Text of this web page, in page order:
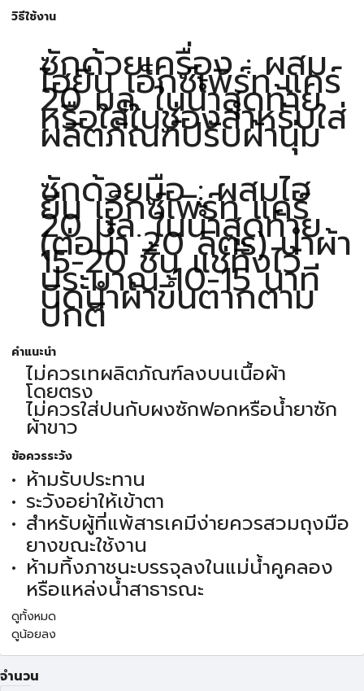
วิธีใช้งาน
ซักด้วยเครื่อง : ผสม
ไฮยีน เอ็กซ์เพิร์ท แคร์
20 มล. ในน้ำสุดท้าย
หรือใส่ในช่องสำหรับใส่
ผลิตภัณฑ์ปรับผ้านุ่ม
ซักด้วยมือ : ผสมไฮ
ยีน เอ็กซ์เพิร์ท แคร์
20 มล. ในน้ำสุดท้าย
(ต่อน้ำ 20 ลิตร) นำผ้า
15-20 ชิ้น แช่ทิ้งไว้
ประมาณ 10-15 นาที
บิดนำผ้าขึ้นตากตาม
ปกติ
คำแนะนำ
ไม่ควรเทผลิตภัณฑ์ลงบนเนื้อผ้า
โดยตรง
ไม่ควรใส่ปนกับผงซักฟอกหรือน้ำยาซัก
ผ้าขาว
ข้อควรระวัง
ห้ามรับประทาน
ระวังอย่าให้เข้าตา
สำหรับผู้ที่แพ้สารเคมีง่ายควรสวมถุงมือ
ยางขณะใช้งาน
ห้ามทิ้งภาชนะบรรจุลงในแม่น้ำคูคลอง
หรือแหล่งน้ำสาธารณะ
ดูทั้งหมด
ดูน้อยลง
จำนวน